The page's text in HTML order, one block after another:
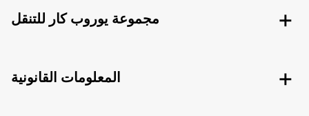
مجموعة يوروب كار للتنقل
المعلومات القانونية